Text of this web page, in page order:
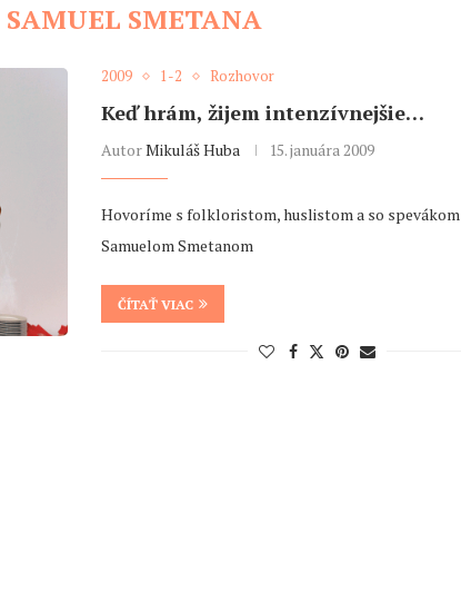
SAMUEL SMETANA
2009 1-2 Rozhovor
Keď hrám, žijem intenzívnejšie…
AutorMikuláš Huba 15. januára 2009
Hovoríme s folkloristom, huslistom a so spevákom
Samuelom Smetanom
ČÍTAŤ VIAC